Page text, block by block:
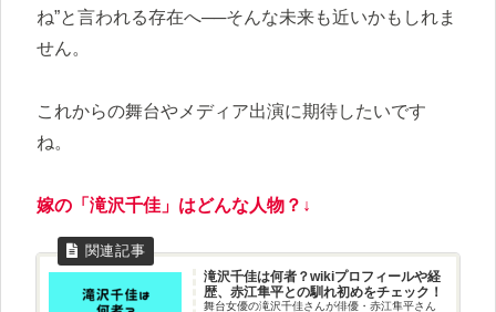
ね”と言われる存在へ──そんな未来も近いかもしれま
せん。
これからの舞台やメディア出演に期待したいです
ね。
嫁の「滝沢千佳」はどんな人物？↓
滝沢千佳は何者？wikiプロフィールや経
歴、赤江隼平との馴れ初めをチェック！
舞台女優の滝沢千佳さんが俳優・赤江隼平さん